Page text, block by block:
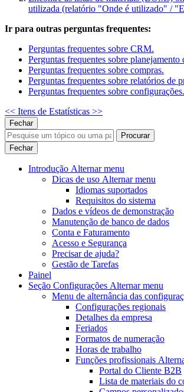
utilizada (relatório "Onde é utilizado" /
Ir para outras perguntas frequentes:
Perguntas frequentes sobre CRM.
Perguntas frequentes sobre planejamento
Perguntas frequentes sobre compras.
Perguntas frequentes sobre relatórios de
Perguntas frequentes sobre configurações.
<< Itens de Estatísticas >>
Fechar
Procurar
Fechar
Introdução Alternar menu
Dicas de uso Alternar menu
Idiomas suportados
Requisitos do sistema
Dados e vídeos de demonstração
Manutenção de banco de dados
Conta e Faturamento
Acesso e Segurança
Precisar de ajuda?
Gestão de Tarefas
Painel
Seção Configurações Alternar menu
Menu de alternância das
Configurações regionais
Detalhes da empresa
Feriados
Formatos de numeração
Horas de trabalho
Funções profissionais
Portal do Cliente B2B
Lista de materiais do